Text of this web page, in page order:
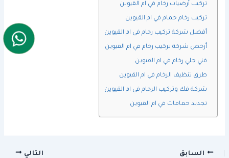
تركيب أرضيات رخام في ام القيوين
تركيب رخام حمام في ام القيوين
أفضل شركة تركيب رخام في ام القيوين
أرخص شركة تركيب رخام في ام القيوين
فني جلي رخام في ام القيوين
طرق تنظيف الرخام في ام القيوين
شركة فك وتركيب الرخام في ام القيوين
تجديد حمامات في ام القيوين
السابق التالي